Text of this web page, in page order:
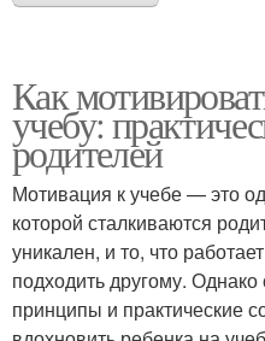
Как
учебу:
родителей
Мотивация к учебе — это
которой сталкиваются
уникален, и то, что
подходить другому.
принципы и практические